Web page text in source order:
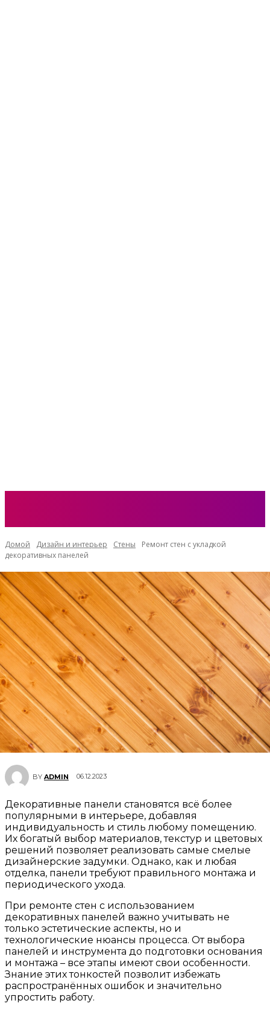
Домой Дизайн и интерьер Стены
Ремонт стен с укладкой
декоративных панелей
BY ADMIN 06.12.2023
Декоративные панели становятся всё более
популярными в интерьере, добавляя
индивидуальность и стиль любому помещению.
Их богатый выбор материалов, текстур и цветовых
решений позволяет реализовать самые смелые
дизайнерские задумки. Однако, как и любая
отделка, панели требуют правильного монтажа и
периодического ухода.
При ремонте стен с использованием
декоративных панелей важно учитывать не
только эстетические аспекты, но и
технологические нюансы процесса. От выбора
панелей и инструмента до подготовки основания
и монтажа – все этапы имеют свои особенности.
Знание этих тонкостей позволит избежать
распространённых ошибок и значительно
упростить работу.